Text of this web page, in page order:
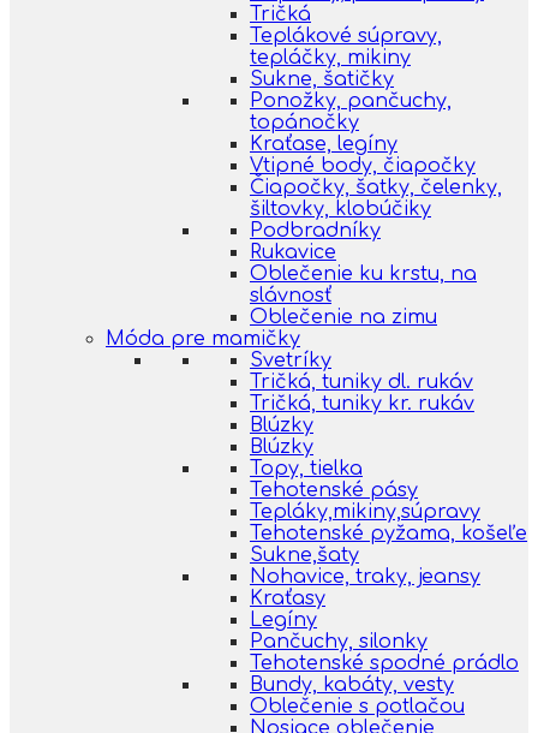
Tričká
Teplákové súpravy,
tepláčky, mikiny
Sukne, šatičky
Ponožky, pančuchy,
topánočky
Kraťase, legíny
Vtipné body, čiapočky
Čiapočky, šatky, čelenky,
šiltovky, klobúčiky
Podbradníky
Rukavice
Oblečenie ku krstu, na
slávnosť
Oblečenie na zimu
Móda pre mamičky
Svetríky
Tričká, tuniky dl. rukáv
Tričká, tuniky kr. rukáv
Blúzky
Blúzky
Topy, tielka
Tehotenské pásy
Tepláky,mikiny,súpravy
Tehotenské pyžama, košeľe
Sukne,šaty
Nohavice, traky, jeansy
Kraťasy
Legíny
Pančuchy, silonky
Tehotenské spodné prádlo
Bundy, kabáty, vesty
Oblečenie s potlačou
Nosiace oblečenie